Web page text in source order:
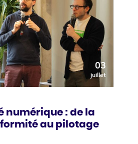
03
juillet
numérique : de la
au pilotage